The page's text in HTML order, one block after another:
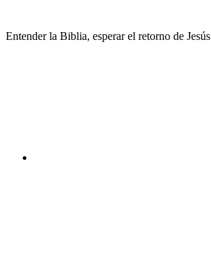
contenido
Entender la Biblia, esperar el retorno de Jesús